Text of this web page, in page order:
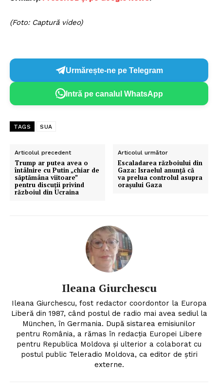
(Foto: Captură video)
Urmărește-ne pe Telegram
Intră pe canalul WhatsApp
TAGS SUA
Articolul precedent
Trump ar putea avea o
întâlnire cu Putin „chiar de
săptămâna viitoare”
pentru discuții privind
războiul din Ucraina
Articolul următor
Escaladarea războiului din
Gaza: Israelul anunță că
va prelua controlul asupra
orașului Gaza
Ileana Giurchescu
Ileana Giurchescu, fost redactor coordontor la Europa
Liberă din 1987, când postul de radio mai avea sediul la
München, în Germania. După sistarea emisiunilor
pentru România, a rămas în redacția Europei Libere
pentru Republica Moldova și ulterior a colaborat cu
postul public Teleradio Moldova, ca editor de știri
externe.